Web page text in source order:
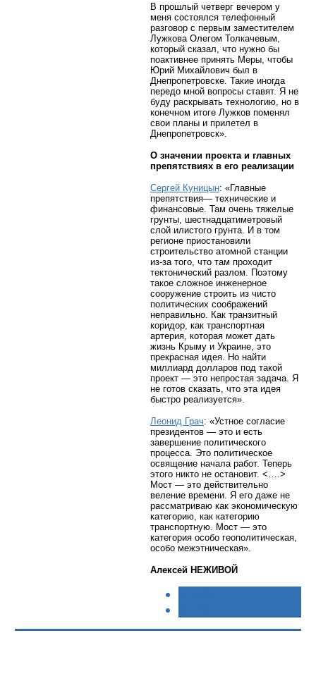
В прошлый четверг вечером у
меня состоялся телефонный
разговор с первым заместителем
Лужкова Олегом Толкачевым,
который сказал, что нужно бы
поактивнее принять Меры, чтобы
Юрий Михайлович был в
Днепропетровске. Такие иногда
передо мной вопросы ставят. Я не
буду раскрывать технологию, но в
конечном итоге Лужков поменял
свои планы и прилетел в
Днепропетровск».
О значении проекта и главных
препятствиях в его реализации
Сергей Куницын: «Главные
препятствия— технические и
финансовые. Там очень тяжелые
грунты, шестнадцатиметровый
слой илистого грунта. И в том
регионе приостановили
строительство атомной станции
из-за того, что там проходит
тектонический разлом. Поэтому
такое сложное инженерное
сооружение строить из чисто
политических соображений
неправильно. Как транзитный
коридор, как транспортная
артерия, которая может дать
жизнь Крыму и Украине, это
прекрасная идея. Но найти
миллиард долларов под такой
проект — это непростая задача. Я
не готов сказать, что эта идея
быстро реализуется».
Леонид Грач: «Устное согласие
президентов — это и есть
завершение политического
процесса. Это политическое
освящение начала работ. Теперь
этого никто не остановит. <….>
Мост — это действительно
веление времени. Я его даже не
рассматриваю как экономическую
категорию, как категорию
транспортную. Мост — это
категория особо геополитическая,
особо межэтническая».
Алексей НЕЖИВОЙ